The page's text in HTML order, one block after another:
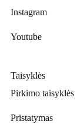
Instagram
Youtube
Taisyklės
Pirkimo taisyklės
Pristatymas